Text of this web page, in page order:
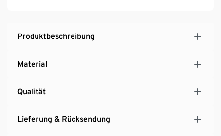
Produktbeschreibung
Material
Qualität
Lieferung & Rücksendung